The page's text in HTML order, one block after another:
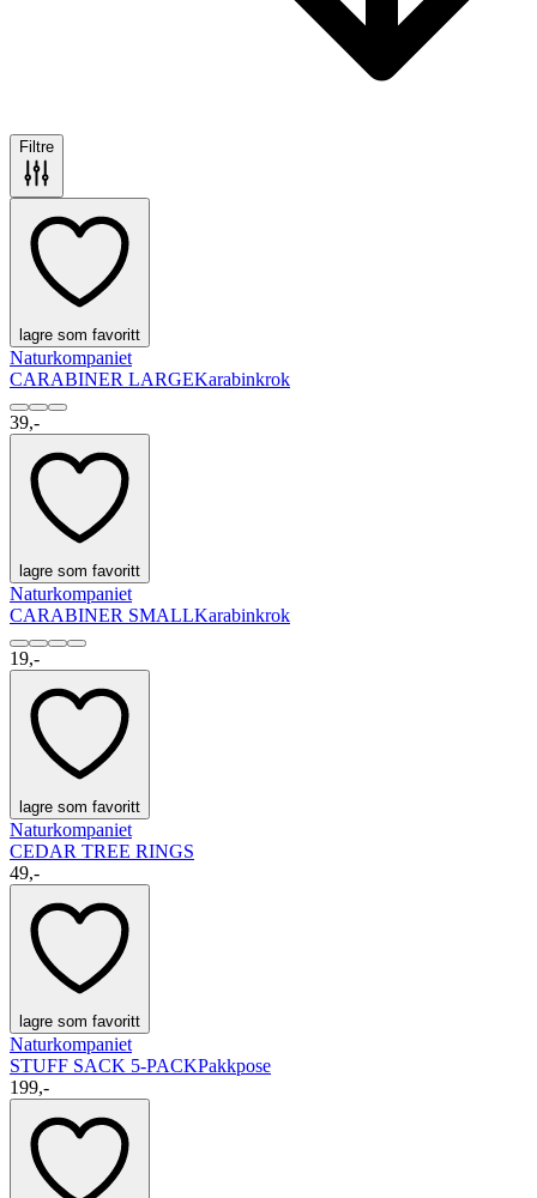
Filtre
lagre som favoritt
Naturkompaniet
CARABINER LARGEKarabinkrok
39,-
lagre som favoritt
Naturkompaniet
CARABINER SMALLKarabinkrok
19,-
lagre som favoritt
Naturkompaniet
CEDAR TREE RINGS
49,-
lagre som favoritt
Naturkompaniet
STUFF SACK 5-PACKPakkpose
199,-